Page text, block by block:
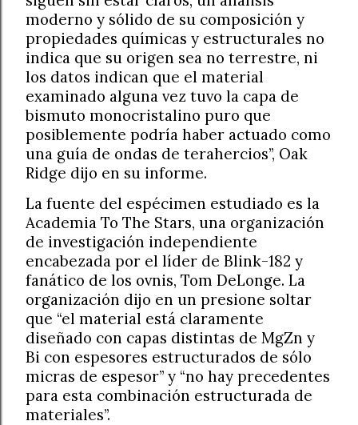
moderno y sólido de su composición y
propiedades químicas y estructurales no
indica que su origen sea no terrestre, ni
los datos indican que el material
examinado alguna vez tuvo la capa de
bismuto monocristalino puro que
posiblemente podría haber actuado como
una guía de ondas de terahercios”, Oak
Ridge dijo en su informe.
La fuente del espécimen estudiado es la
Academia To The Stars, una organización
de investigación independiente
encabezada por el líder de Blink-182 y
fanático de los ovnis, Tom DeLonge. La
organización dijo en un presione soltar
que “el material está claramente
diseñado con capas distintas de MgZn y
Bi con espesores estructurados de sólo
micras de espesor” y “no hay precedentes
para esta combinación estructurada de
materiales”.